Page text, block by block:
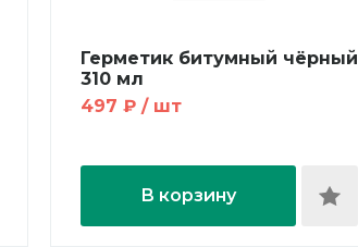
Герметик битумный чёрный
310 мл
497 ₽ / шт
В корзину